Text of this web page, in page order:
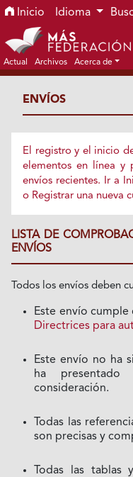
Ir al menú de
Ir al contenido principal
Ir al pie de página del
Inicio Idioma
Actual Archivos Acerca de
ENVÍOS
El registro y el inicio
elementos en línea y
envíos recientes. Ir a
o Registrar una nueva
LISTA DE
ENVÍOS
Todos los envíos deben
Este envío
Directrices para
Este envío no ha
ha
consideración.
Todas las
son precisas y
Todas las